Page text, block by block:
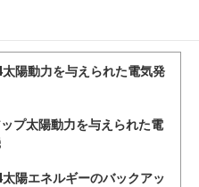
陽動力を与えられた電気発
プ太陽動力を与えられた電
陽エネルギーのバックアッ